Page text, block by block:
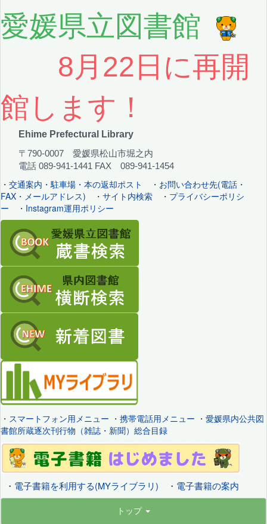
愛媛県立図書館
8月22日に再開
館します！
Ehime Prefectural Library
〒790-0007 愛媛県松山市堀之内
電話 089-941-1441 FAX 089-941-1454
・ 交通案内・駐車場・本の返却ポスト ・ お問い合わせ先(電話・
FAX・メールアドレス) ・ サイト内検索 ・ プライバシーポリシ
ー ・ Instagram運用ポリシー
・ スマートフォン用メニュー ・ 携帯電話用メニュー ・ 愛媛県内公共図
書館所蔵逐次刊行物（雑誌・新聞）総合目録
・ 電子書籍を利用する(MYライブラリ) ・ 電子書籍の案内
トップ